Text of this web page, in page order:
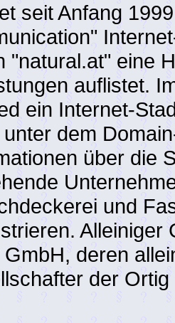
seit Anfang
"natural.at" eine
auflistet.
ein Internet-
dem
über die
und
deren
der